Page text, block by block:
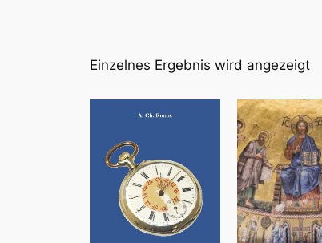
Einzelnes Ergebnis wird angezeigt